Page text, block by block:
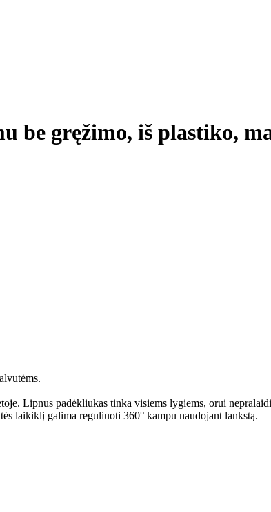
be gręžimo, iš plastiko,
Lipnus padėkliukas tinka visiems lygiems, orui
laikiklį galima reguliuoti 360° kampu naudojant lankstą.